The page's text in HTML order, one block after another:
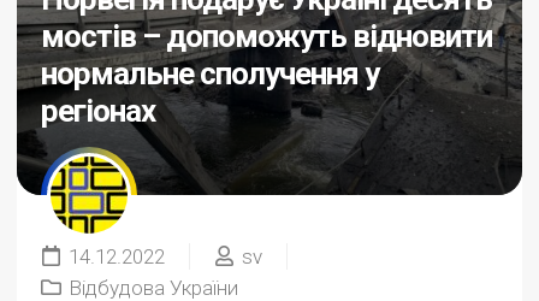
мостів – допоможуть відновити
нормальне сполучення у
регіонах
14.12.2022
sv
Відбудова України